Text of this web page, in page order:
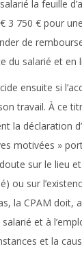
la feuille
3 750 € pour
de
du salarié et en
ensuite si
travail. À ce
la déclaration
motivées »
sur le lieu et
ou sur
la CPAM doit,
et à
et la